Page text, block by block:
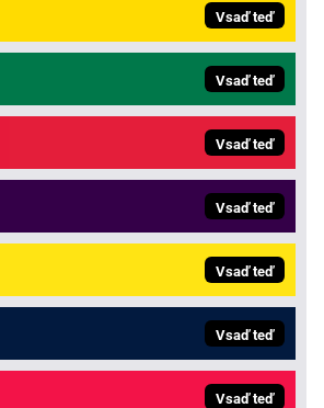
Vsaď teď
Vsaď teď
Vsaď teď
Vsaď teď
Vsaď teď
Vsaď teď
Vsaď teď